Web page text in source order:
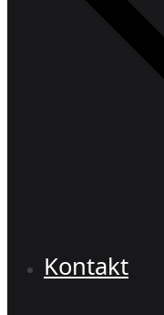
Kontakt